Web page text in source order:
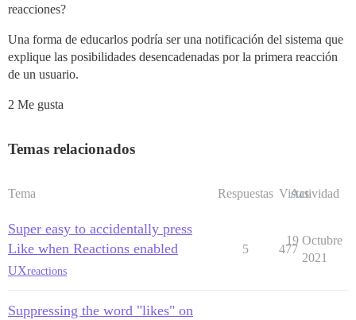
reacciones?
Una forma de educarlos podría ser una notificación del sistema que
explique las posibilidades desencadenadas por la primera reacción
de un usuario.
2 Me gusta
Temas relacionados
Tema Respuestas Vistas
Actividad
Super easy to accidentally press
Like when Reactions enabled
UXreactions
5 477
19 Octubre
2021
Suppressing the word "likes" on